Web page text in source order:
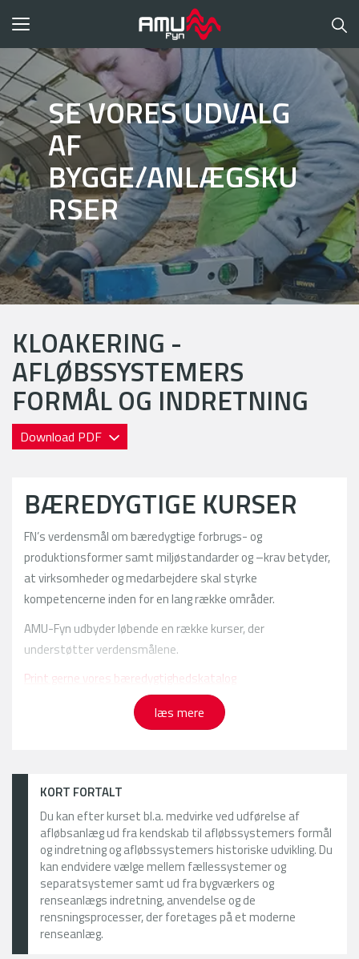
Toggle
SE VORES UDVALG
AF
BYGGE/ANLÆGSKU
RSER
KLOAKERING -
AFLØBSSYSTEMERS
FORMÅL OG INDRETNING
Download PDF
BÆREDYGTIGE KURSER
FN’s verdensmål om bæredygtige forbrugs- og
produktionsformer samt miljøstandarder og –krav betyder,
at virksomheder og medarbejdere skal styrke
kompetencerne inden for en lang række områder.
AMU-Fyn udbyder løbende en række kurser, der
understøtter verdensmålene.
Print gerne vores bæredygtighedskatalog
Se mulighederne herunder:
læs mere
KORT FORTALT
Du kan efter kurset bl.a. medvirke ved udførelse af
afløbsanlæg ud fra kendskab til afløbssystemers formål
og indretning og afløbssystemers historiske udvikling. Du
kan endvidere vælge mellem fællessystemer og
separatsystemer samt ud fra bygværkers og
renseanlægs indretning, anvendelse og de
rensningsprocesser, der foretages på et moderne
renseanlæg.